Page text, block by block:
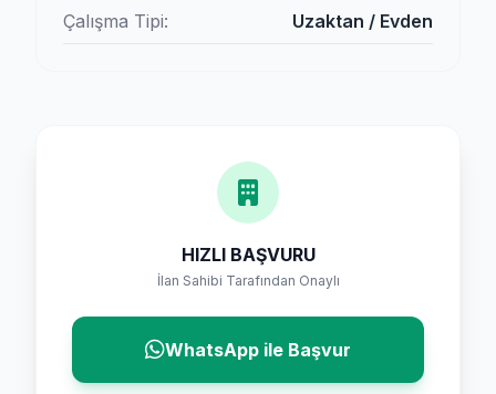
Çalışma Tipi: Uzaktan / Evden
HIZLI BAŞVURU
İlan Sahibi Tarafından Onaylı
WhatsApp ile Başvur